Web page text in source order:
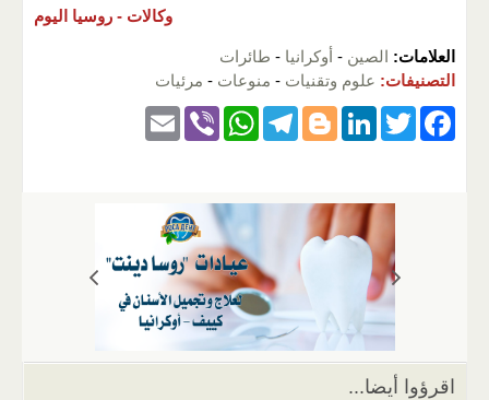
وكالات - روسيا اليوم
العلامات: الصين - أوكرانيا - طائرات
التصنيفات: علوم وتقنيات - منوعات - مرئيات
F
k
T
er
Li
e
Bl
er
T
gr
a
m
W
s
A
p
p
Vi
اقرؤوا أيضا...